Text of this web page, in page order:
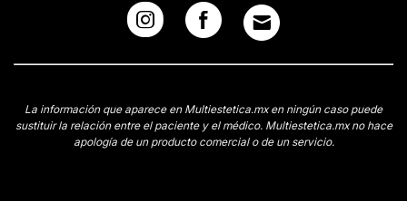
La información que aparece en Multiestetica.mx en ningún caso puede
sustituir la relación entre el paciente y el médico. Multiestetica.mx no hace
apología de un producto comercial o de un servicio.